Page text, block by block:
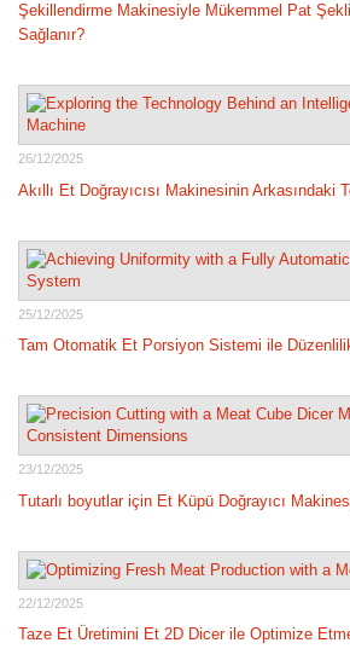
Şekillendirme Makinesiyle Mükemmel Pat Şekli
Sağlanır?
26/12/2025
Akıllı Et Doğrayıcısı Makinesinin Arkasındaki
25/12/2025
Tam Otomatik Et Porsiyon Sistemi ile
23/12/2025
Tutarlı boyutlar için Et Küpü Doğrayıcı
22/12/2025
Taze Et Üretimini Et 2D Dicer ile Optimize